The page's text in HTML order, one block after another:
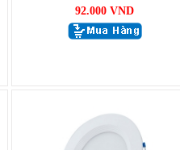
92.000 VND